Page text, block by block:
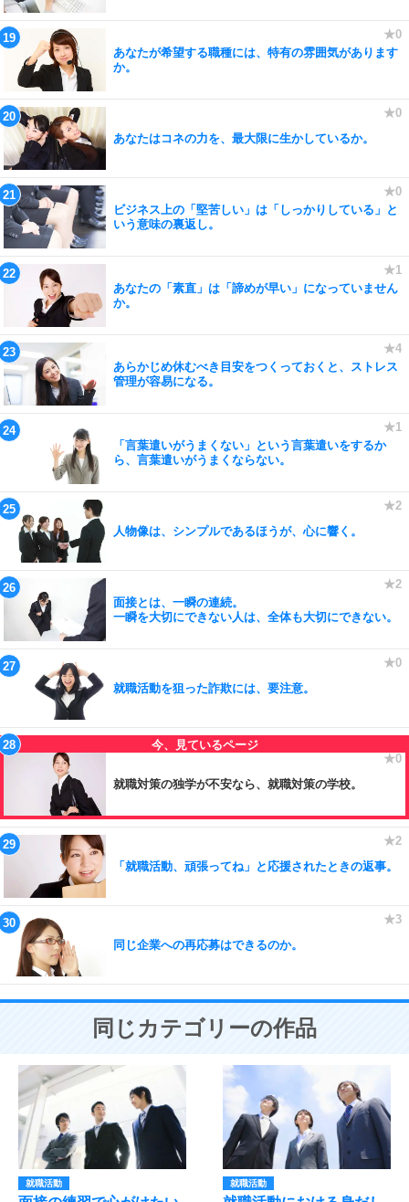
あなたが希望する職種には、特有の雰囲気があります
か。
あなたはコネの力を、最大限に生かしているか。
ビジネス上の「堅苦しい」は「しっかりしている」と
いう意味の裏返し。
あなたの「素直」は「諦めが早い」になっていません
か。
あらかじめ休むべき目安をつくっておくと、ストレス
管理が容易になる。
「言葉遣いがうまくない」という言葉遣いをするか
ら、言葉遣いがうまくならない。
人物像は、シンプルであるほうが、心に響く。
面接とは、一瞬の連続。
一瞬を大切にできない人は、全体も大切にできない。
就職活動を狙った詐欺には、要注意。
就職対策の独学が不安なら、就職対策の学校。
「就職活動、頑張ってね」と応援されたときの返事。
同じ企業への再応募はできるのか。
同じカテゴリーの作品
就職活動 就職活動